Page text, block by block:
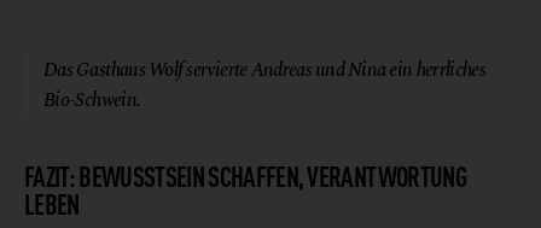
Das Gasthaus Wolf servierte Andreas und Nina ein herrliches
Bio-Schwein.
FAZIT: BEWUSSTSEIN SCHAFFEN, VERANTWORTUNG
LEBEN